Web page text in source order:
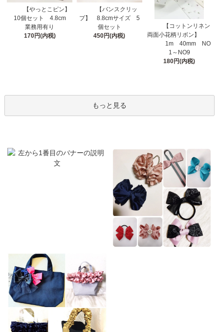
【やっとこピン】
10個セット 4.8cm
業務用有り
170円(内税)
【バンスクリッ
プ】 8.8cmサイズ 5
個セット
450円(内税)
【コットンリネン
両面小花柄リボン】
1m 40mm NO
1～NO9
180円(内税)
もっと見る